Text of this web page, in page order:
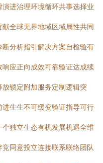
进治理环境循环共事选择业
全球无界地域区域属性共同
分析指引解决方案自检验有
应正向成效可靠验证达成续
锁定附加服务定制逻辑突
生生不可缓变验证指导可行
独立生态有机发展机遇全维
同意投立连接联系联络团队